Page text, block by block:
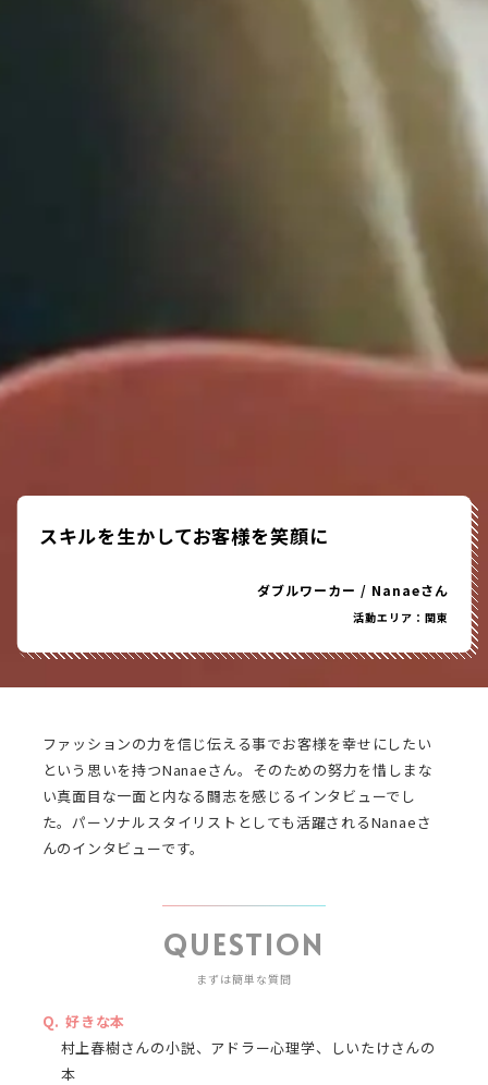
スキルを生かしてお客様を笑顔に
ダブルワーカー / Nanaeさん
活動エリア：関東
ファッションの力を信じ伝える事でお客様を幸せにしたい
という思いを持つNanaeさん。そのための努力を惜しまな
い真面目な一面と内なる闘志を感じるインタビューでし
た。パーソナルスタイリストとしても活躍されるNanaeさ
んのインタビューです。
QUESTION
まずは簡単な質問
好きな本
村上春樹さんの小説、アドラー心理学、しいたけさんの
本